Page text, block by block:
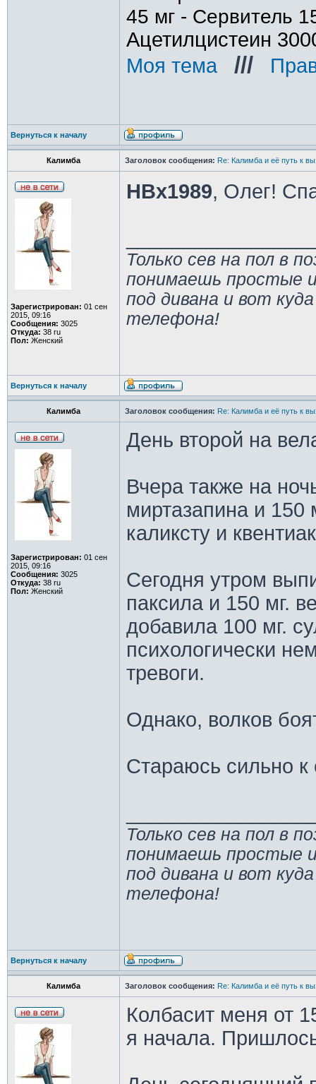
45 мг - Сервитель
Ацетилцистеин
Моя тема_ ///
Вернуться к началу
Калимба Заголовок сообщения: Re: Калимба и её путь к
Зарегистрирован: 01 сен
2015, 09:16
Сообщения: 3025
Откуда: 38 ru
Пол: Женский
HBx1989, Олег!
Только сев на пол в
понимаешь простые
под дивана и вот
телефона!
Вернуться к началу
Калимба Заголовок сообщения: Re: Калимба и её путь к
Зарегистрирован: 01 сен
2015, 09:16
Сообщения: 3025
Откуда: 38 ru
Пол: Женский
День второй на
Вчера также на
миртазапина и 150
каликсту и
Сегодня утром
паксила и 150 мг.
добавила 100 мг.
психологически
тревоги.
Однако, волков
Стараюсь сильно к
Только сев на пол в
понимаешь простые
под дивана и вот
телефона!
Вернуться к началу
Калимба Заголовок сообщения: Re: Калимба и её путь к
Колбасит меня от
я начала.